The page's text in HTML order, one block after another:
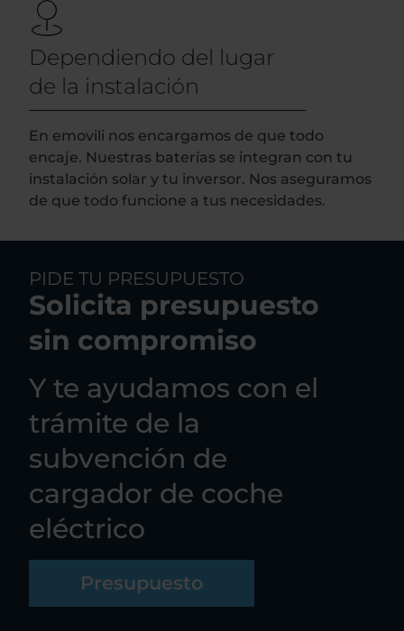
Dependiendo del lugar
de la instalación
En emovili nos encargamos de que todo
encaje. Nuestras baterías se integran con tu
instalación solar y tu inversor. Nos aseguramos
de que todo funcione a tus necesidades.
PIDE TU PRESUPUESTO
Solicita presupuesto
sin compromiso
Y te ayudamos con el
trámite de la
subvención de
cargador de coche
eléctrico
Presupuesto